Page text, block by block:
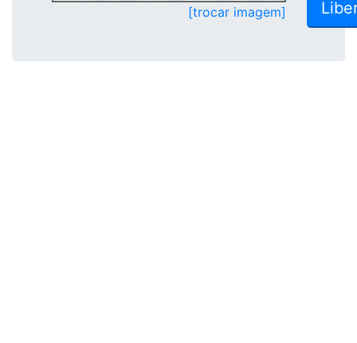
[trocar imagem]